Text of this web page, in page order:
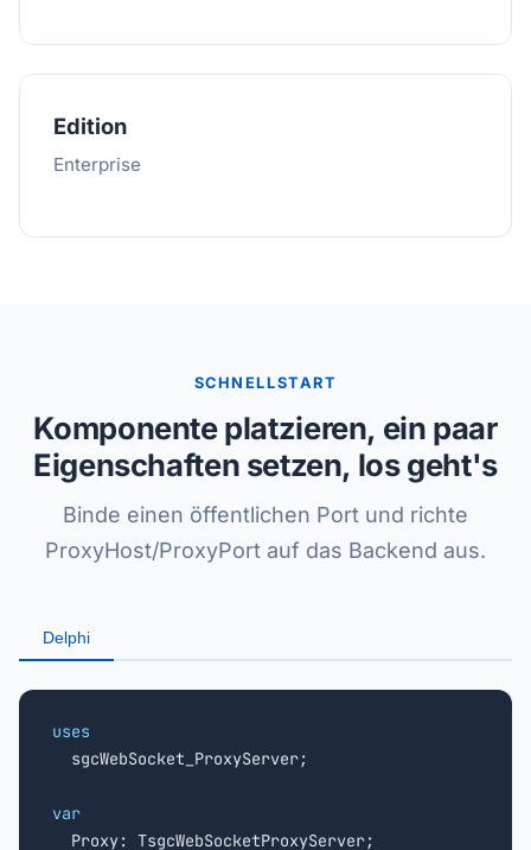
Edition
Enterprise
SCHNELLSTART
Komponente platzieren, ein paar
Eigenschaften setzen, los geht's
Binde einen öffentlichen Port und richte
ProxyHost/ProxyPort auf das Backend aus.
Delphi
uses
sgcWebSocket_ProxyServer;
var